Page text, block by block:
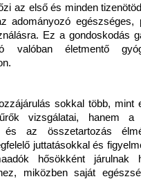
az első és minden
adományozó egészséges,
Ez a gondoskodás
valóban életmentő
sokkal több, mint
vizsgálatai, hanem a
és az összetartozás
juttatásokkal és
hősökként járulnak
miközben saját